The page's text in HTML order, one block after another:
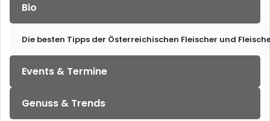
Bio
Die besten Tipps der Österreichischen Fleischer und
Events & Termine
Genuss & Trends